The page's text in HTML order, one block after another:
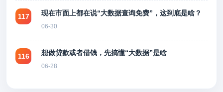
117 现在市面上都在说“大数据查询免费”，这到底是啥？
06-30
116 想做贷款或者借钱，先搞懂“大数据”是啥
06-28